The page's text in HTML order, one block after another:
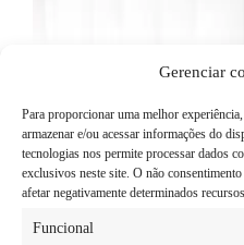
Gerenciar
Para proporcionar uma melhor
armazenar e/ou acessar informações do
tecnologias nos permite processar dados
exclusivos neste site. O não
afetar negativamente determinados
Funcional